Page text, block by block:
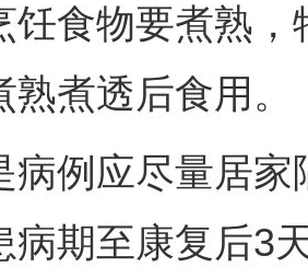
饪食物要煮熟
煮透后食用。
应尽量居家
病期至康复后3